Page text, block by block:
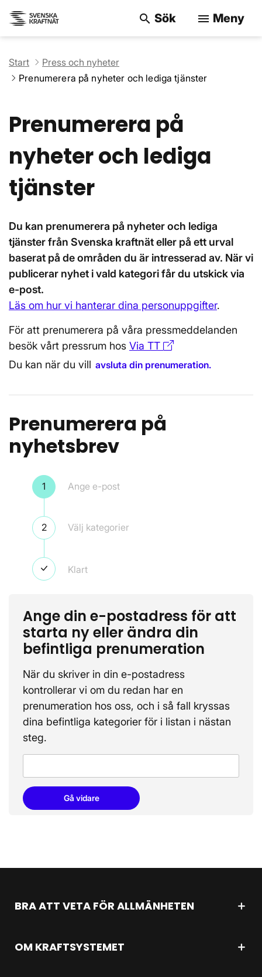
search Sök menu Meny
Start
Press och nyheter
Prenumerera på nyheter och lediga tjänster
Prenumerera på
nyheter och lediga
tjänster
Du kan prenumerera på nyheter och lediga
tjänster från Svenska kraftnät eller på ett urval
baserat på de områden du är intresserad av. När vi
publicerar nyhet i vald kategori får du utskick via
e-post.
Läs om hur vi hanterar dina personuppgifter.
För att prenumerera på våra pressmeddelanden
besök vårt pressrum hos Via TT
Du kan när du vill avsluta din prenumeration.
Prenumerera på
nyhetsbrev
Steg 1
Ange e-post
Steg 2
Välj kategorier
Steg 3
Klart
Ange din e-postadress för att
starta ny eller ändra din
befintliga prenumeration
När du skriver in din e-postadress
kontrollerar vi om du redan har en
prenumeration hos oss, och i så fall kryssas
dina befintliga kategorier för i listan i nästan
steg.
Gå vidare
BRA ATT VETA FÖR ALLMÄNHETEN
OM KRAFTSYSTEMET